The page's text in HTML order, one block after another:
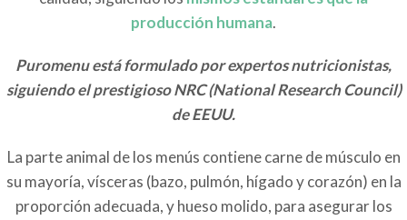
producción humana.
Puromenu está formulado por expertos nutricionistas,
siguiendo el prestigioso NRC (National Research Council)
de EEUU.
La parte animal de los menús contiene carne de músculo en
su mayoría, vísceras (bazo, pulmón, hígado y corazón) en la
proporción adecuada, y hueso molido, para asegurar los